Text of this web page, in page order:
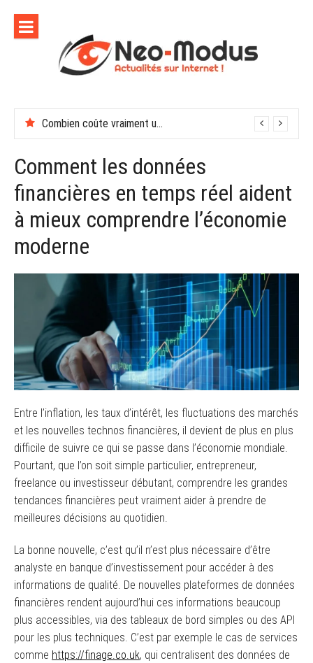
contenu
Combien coûte vraiment une soirée de récompenses en entreprise
Comment les données
financières en temps réel aident
à mieux comprendre l’économie
moderne
Entre l’inflation, les taux d’intérêt, les fluctuations des marchés
et les nouvelles technos financières, il devient de plus en plus
difficile de suivre ce qui se passe dans l’économie mondiale.
Pourtant, que l’on soit simple particulier, entrepreneur,
freelance ou investisseur débutant, comprendre les grandes
tendances financières peut vraiment aider à prendre de
meilleures décisions au quotidien.
La bonne nouvelle, c’est qu’il n’est plus nécessaire d’être
analyste en banque d’investissement pour accéder à des
informations de qualité. De nouvelles plateformes de données
financières rendent aujourd’hui ces informations beaucoup
plus accessibles, via des tableaux de bord simples ou des API
pour les plus techniques. C’est par exemple le cas de services
comme https://finage.co.uk, qui centralisent des données de